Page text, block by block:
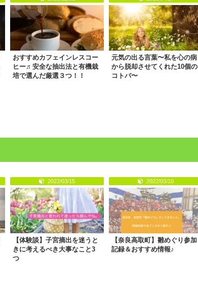
おすすめカフェインレスコー
ヒー♬安全な抽出法と有機栽
培で選んだ厳選３つ！！
元気の出る言葉〜私を心の病
から脱却させてくれた10個の
コトバ〜
2022/03/15
【体験談】子宮摘出を迷うと
きに考えるべき大事なこと3
つ
2022/03/10
【奈良高取町】雛めぐり参加
記録＆おすすめ情報♪